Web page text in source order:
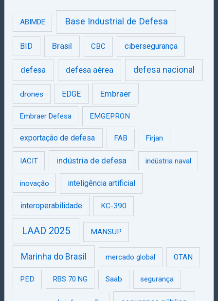
ABIMDE Base Industrial de Defesa
BID Brasil CBC cibersegurança
defesa defesa aérea defesa nacional
drones EDGE Embraer
Embraer Defesa EMGEPRON
exportação de defesa FAB Firjan
IACIT indústria de defesa indústria naval
inovação inteligência artificial
interoperabilidade KC-390
LAAD 2025 MANSUP
Marinha do Brasil mercado global OTAN
PED RBS 70 NG Saab segurança